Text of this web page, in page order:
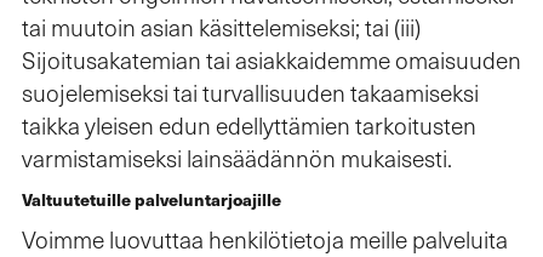
tai muutoin asian käsittelemiseksi; tai (iii)
Sijoitusakatemian tai asiakkaidemme omaisuuden
suojelemiseksi tai turvallisuuden takaamiseksi
taikka yleisen edun edellyttämien tarkoitusten
varmistamiseksi lainsäädännön mukaisesti.
Valtuutetuille palveluntarjoajille
Voimme luovuttaa henkilötietoja meille palveluita